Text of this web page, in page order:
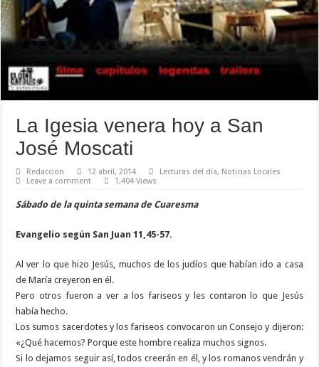
La Igesia venera hoy a San
José Moscati
Redaccion 12 abril, 2014 Lecturas del día, Noticias Locales
Leave a comment
1,404 Views
Sábado de la quinta semana de Cuaresma
Evangelio según San Juan11,45-57.
Al ver lo que hizo Jesús, muchos de los judíos que habían ido a casa
de María creyeron en él.
Pero otros fueron a ver a los fariseos y les contaron lo que Jesús
había hecho.
Los sumos sacerdotes y los fariseos convocaron un Consejo y dijeron:
«¿Qué hacemos? Porque este hombre realiza muchos signos.
Si lo dejamos seguir así, todos creerán en él, y los romanos vendrán y